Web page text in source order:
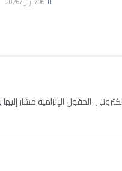
الحقول الإلزامية مشار إليها